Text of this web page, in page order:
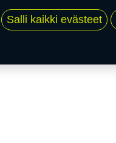
Salli kaikki evästeet